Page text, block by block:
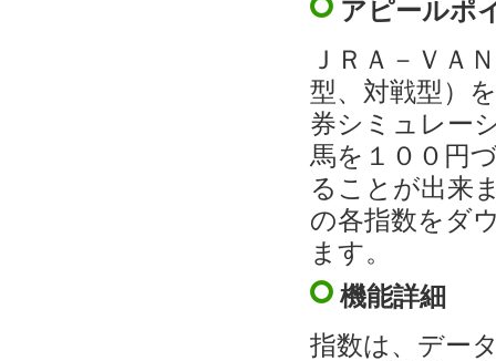
アピールポ
ＪＲＡ－ＶＡ
型、対戦型）
券シミュレー
馬を１００円
ることが出来
の各指数をダ
ます。
機能詳細
指数は、デー